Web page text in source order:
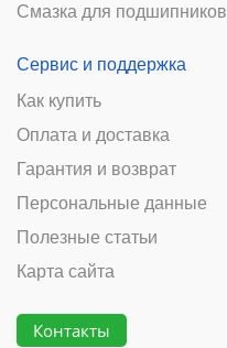
Смазка для подшипников
Сервис и поддержка
Как купить
Оплата и доставка
Гарантия и возврат
Персональные данные
Полезные статьи
Карта сайта
Контакты